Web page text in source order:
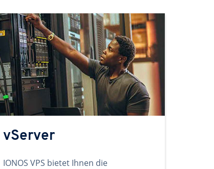
vServer
IONOS VPS bietet Ihnen die